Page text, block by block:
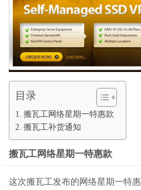
目录
搬瓦工网络星期一特惠款
搬瓦工补货通知
搬瓦工网络星期一特惠款
这次搬瓦工发布的网络星期一特